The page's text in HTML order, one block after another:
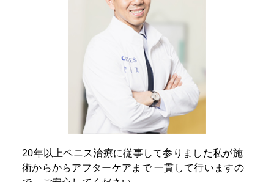
20年以上ペニス治療に従事して参りました私が施
術からからアフターケアまで一貫して行いますの